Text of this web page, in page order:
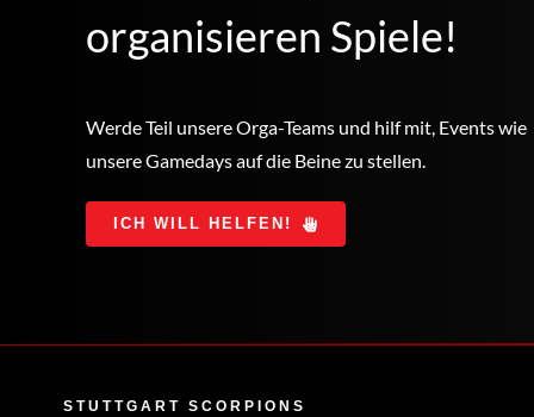
organisieren Spiele!
Werde Teil unsere Orga-Teams und hilf mit, Events wie
unsere Gamedays auf die Beine zu stellen.
ICH WILL HELFEN!
STUTTGART SCORPIONS